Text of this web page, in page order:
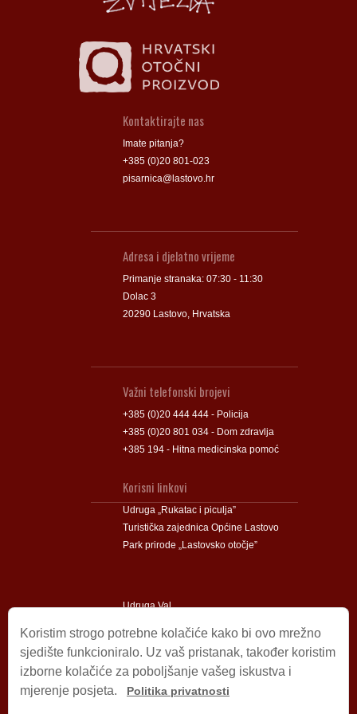
Kontaktirajte nas
Imate pitanja?
+385 (0)20 801-023
pisarnica@lastovo.hr
Adresa i djelatno vrijeme
Primanje stranaka: 07:30 - 11:30
Dolac 3
20290 Lastovo, Hrvatska
Važni telefonski brojevi
+385 (0)20 444 444 - Policija
+385 (0)20 801 034 - Dom zdravlja
+385 194 - Hitna medicinska pomoć
Korisni linkovi
Udruga „Rukatac i piculja”
Turistička zajednica Općine Lastovo
Park prirode „Lastovsko otočje”
Udruga Val
Impressum
© 2009 – 2026 Općina Lastovo.
Koristim strogo potrebne kolačiće kako bi ovo mrežno
sjedište funkcioniralo. Uz vaš pristanak, također koristim
izborne kolačiće za poboljšanje vašeg iskustva i
mjerenje posjeta.
Politika privatnosti